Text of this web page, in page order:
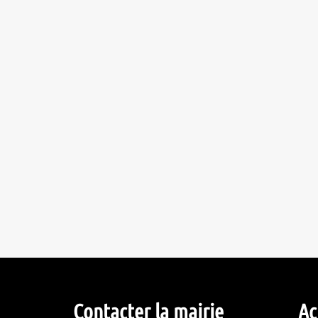
Contacter la mairie